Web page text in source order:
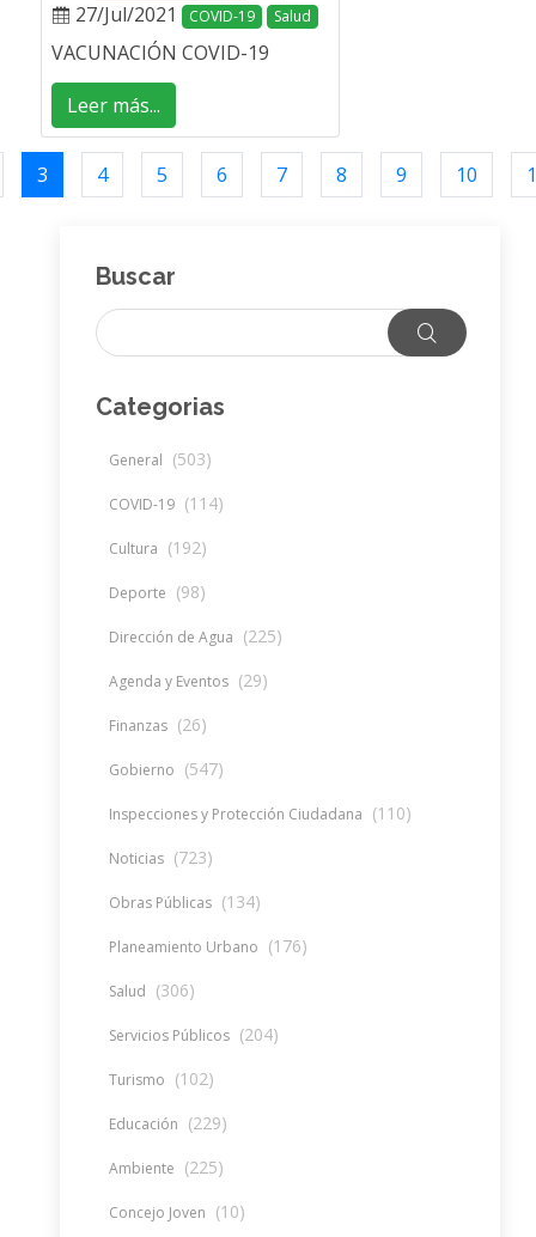
27/Jul/2021 COVID-19 Salud
VACUNACIÓN COVID-19
Leer más...
3 4 5 6 7 8 9 10
Buscar
Categorias
General (503)
COVID-19 (114)
Cultura (192)
Deporte (98)
Dirección de Agua (225)
Agenda y Eventos (29)
Finanzas (26)
Gobierno (547)
Inspecciones y Protección Ciudadana (110)
Noticias (723)
Obras Públicas (134)
Planeamiento Urbano (176)
Salud (306)
Servicios Públicos (204)
Turismo (102)
Educación (229)
Ambiente (225)
Concejo Joven (10)